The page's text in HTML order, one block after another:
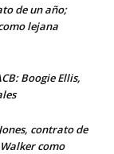
de un año;
lejana
Boogie Ellis,
contrato de
como